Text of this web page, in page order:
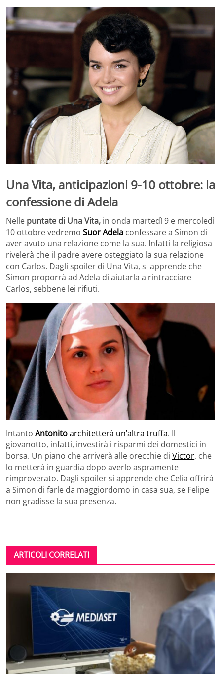
Una Vita, anticipazioni 9-10 ottobre: la
confessione di Adela
Nelle puntate di Una Vita, in onda martedì 9 e mercoledì
10 ottobre vedremo Suor Adela confessare a Simon di
aver avuto una relazione come la sua. Infatti la religiosa
rivelerà che il padre avere osteggiato la sua relazione
con Carlos. Dagli spoiler di Una Vita, si apprende che
Simon proporrà ad Adela di aiutarla a rintracciare
Carlos, sebbene lei rifiuti.
Intanto Antonitoarchitetterà un’altra truffa. Il
giovanotto, infatti, investirà i risparmi dei domestici in
borsa. Un piano che arriverà alle orecchie di Victor, che
lo metterà in guardia dopo averlo aspramente
rimproverato. Dagli spoiler si apprende che Celia offrirà
a Simon di farle da maggiordomo in casa sua, se Felipe
non gradisse la sua presenza.
ARTICOLI CORRELATI